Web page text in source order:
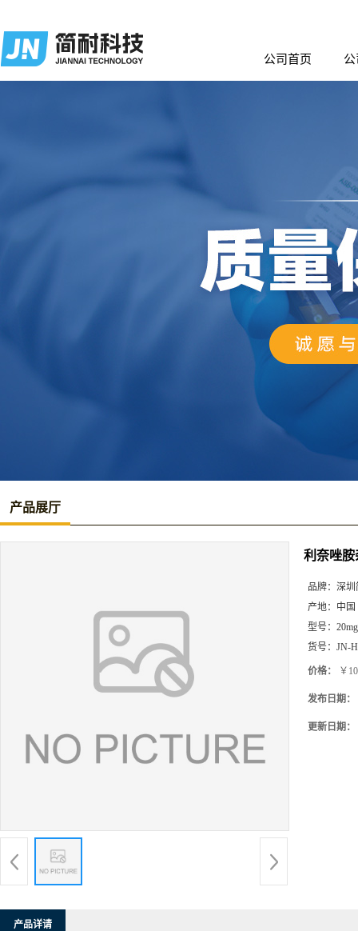
公司首页
产品展厅
利奈唑胺
品牌： 深圳
产地： 中国
型号： 20mg
货号： JN-
价格： ￥
发布日期：
更新日期：
产品详请